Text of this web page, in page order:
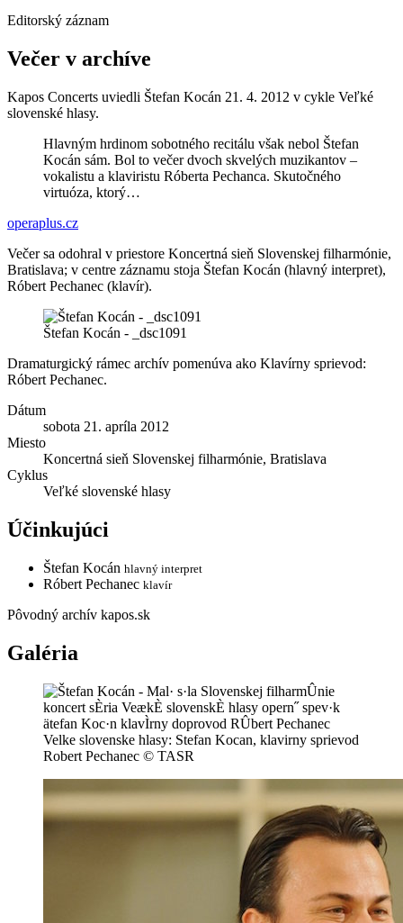
Editorský záznam
Večer v archíve
Kapos Concerts uviedli Štefan Kocán 21. 4. 2012 v cykle Veľké
slovenské hlasy.
Hlavným hrdinom sobotného recitálu však nebol Štefan
Kocán sám. Bol to večer dvoch skvelých muzikantov –
vokalistu a klaviristu Róberta Pechanca. Skutočného
virtuóza, ktorý…
operaplus.cz
Večer sa odohral v priestore Koncertná sieň Slovenskej filharmónie,
Bratislava; v centre záznamu stoja Štefan Kocán (hlavný interpret),
Róbert Pechanec (klavír).
Štefan Kocán - _dsc1091
Dramaturgický rámec archív pomenúva ako Klavírny sprievod:
Róbert Pechanec.
Dátum
sobota 21. apríla 2012
Miesto
Koncertná sieň Slovenskej filharmónie, Bratislava
Cyklus
Veľké slovenské hlasy
Účinkujúci
Štefan Kocán hlavný interpret
Róbert Pechanec klavír
Pôvodný archív kapos.sk
Galéria
Velke slovenske hlasy: Stefan Kocan, klavirny sprievod
Robert Pechanec © TASR